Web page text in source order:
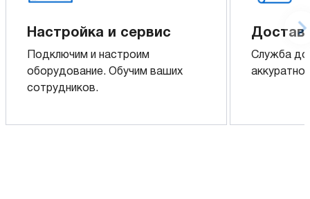
Настройка и сервис
Подключим и настроим
оборудование. Обучим ваших
сотрудников.
Служба
аккуратно